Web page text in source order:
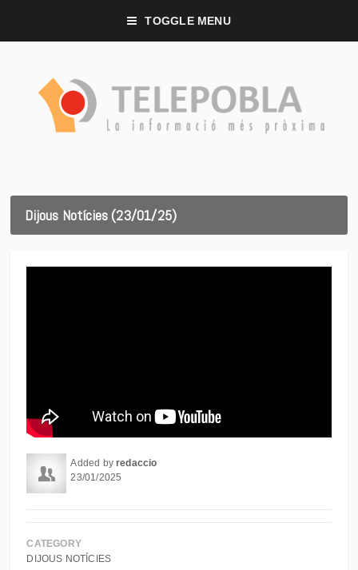
TOGGLE MENU
Dijous Notícies (23/01/25)
Added byredaccio
23/01/2025
CATEGORY
DIJOUS NOTÍCIES